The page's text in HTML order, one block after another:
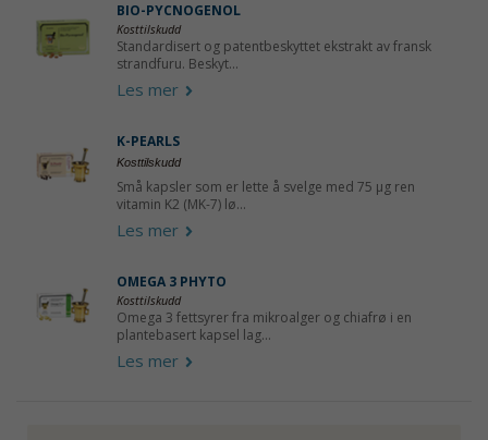
BIO-PYCNOGENOL
Kosttilskudd
Standardisert og patentbeskyttet ekstrakt av fransk
strandfuru. Beskyt...
Les mer
K-PEARLS
Kosttilskudd
Små kapsler som er lette å svelge med 75 µg ren
vitamin K2 (MK-7) lø...
Les mer
OMEGA 3 PHYTO
Kosttilskudd
Omega 3 fettsyrer fra mikroalger og chiafrø i en
plantebasert kapsel lag...
Les mer